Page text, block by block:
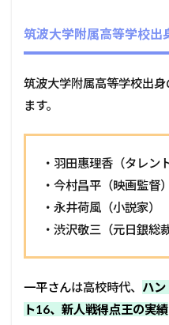
筑波大学附属高等学校出
筑波大学附属高等学校出
ます。
・羽田惠理香（タレント
・今村昌平（映画監督）
・永井荷風（小説家）
・渋沢敬三（元日銀総
一平さんは高校時代、 ハ
ト16、新人戦得点王の実績